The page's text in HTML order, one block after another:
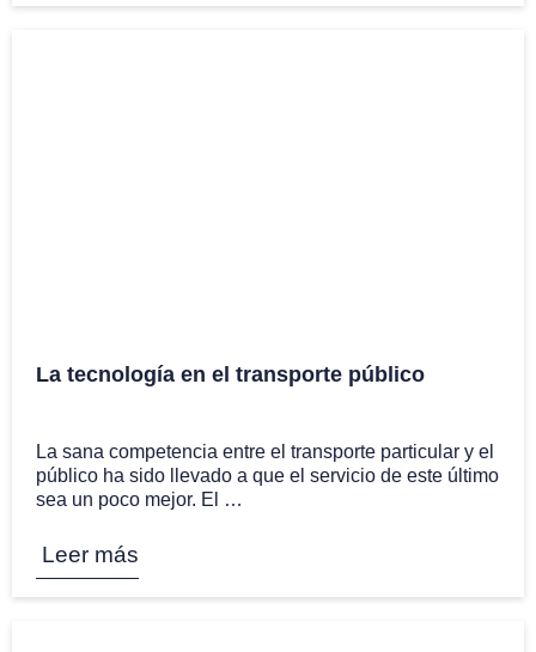
La tecnología en el transporte público
La sana competencia entre el transporte particular y el
público ha sido llevado a que el servicio de este último
sea un poco mejor. El …
Leer más